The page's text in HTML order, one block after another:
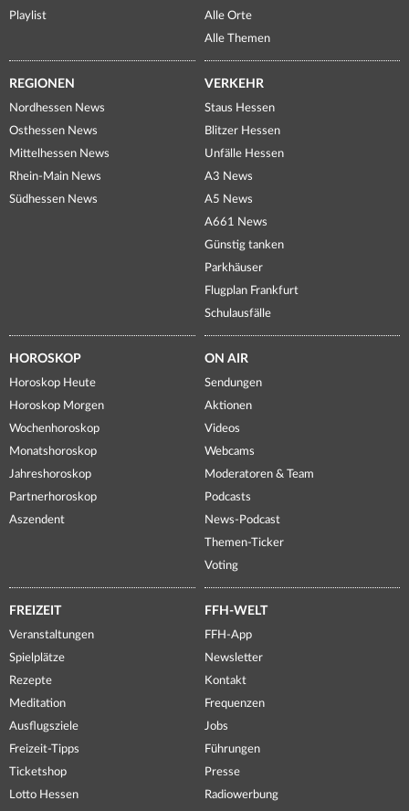
Playlist
Alle Orte
Alle Themen
REGIONEN
Nordhessen News
Osthessen News
Mittelhessen News
Rhein-Main News
Südhessen News
VERKEHR
Staus Hessen
Blitzer Hessen
Unfälle Hessen
A3 News
A5 News
A661 News
Günstig tanken
Parkhäuser
Flugplan Frankfurt
Schulausfälle
HOROSKOP
Horoskop Heute
Horoskop Morgen
Wochenhoroskop
Monatshoroskop
Jahreshoroskop
Partnerhoroskop
Aszendent
ON AIR
Sendungen
Aktionen
Videos
Webcams
Moderatoren & Team
Podcasts
News-Podcast
Themen-Ticker
Voting
FREIZEIT
Veranstaltungen
Spielplätze
Rezepte
Meditation
Ausflugsziele
Freizeit-Tipps
Ticketshop
Lotto Hessen
FFH-WELT
FFH-App
Newsletter
Kontakt
Frequenzen
Jobs
Führungen
Presse
Radiowerbung